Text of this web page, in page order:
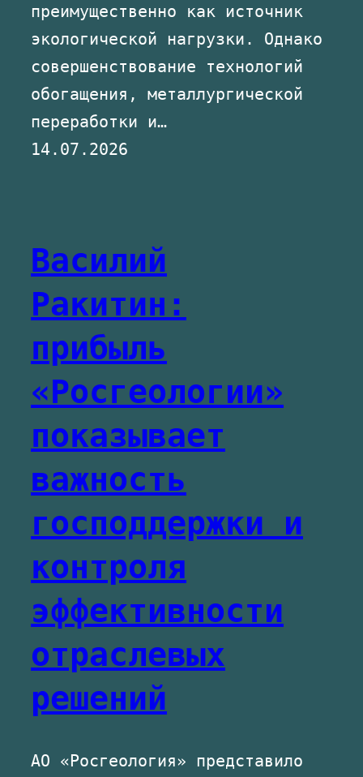
преимущественно как источник
экологической нагрузки. Однако
совершенствование технологий
обогащения, металлургической
переработки и…
14.07.2026
Василий
Ракитин:
прибыль
«Росгеологии»
показывает
важность
господдержки и
контроля
эффективности
отраслевых
решений
АО «Росгеология» представило